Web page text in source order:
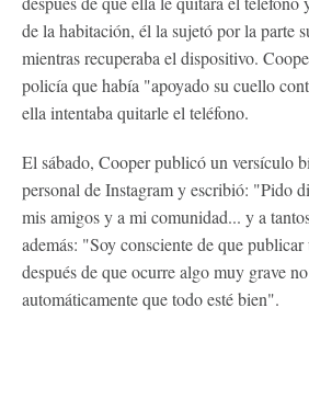
de la habitación, él la sujetó por la parte
mientras recuperaba el dispositivo.
policía que había "apoyado su cuello
ella intentaba quitarle el teléfono.
El sábado, Cooper publicó un versículo
personal de Instagram y escribió: "Pido
mis amigos y a mi comunidad... y a
además: "Soy consciente de que
después de que ocurre algo muy grave
automáticamente que todo esté bien".